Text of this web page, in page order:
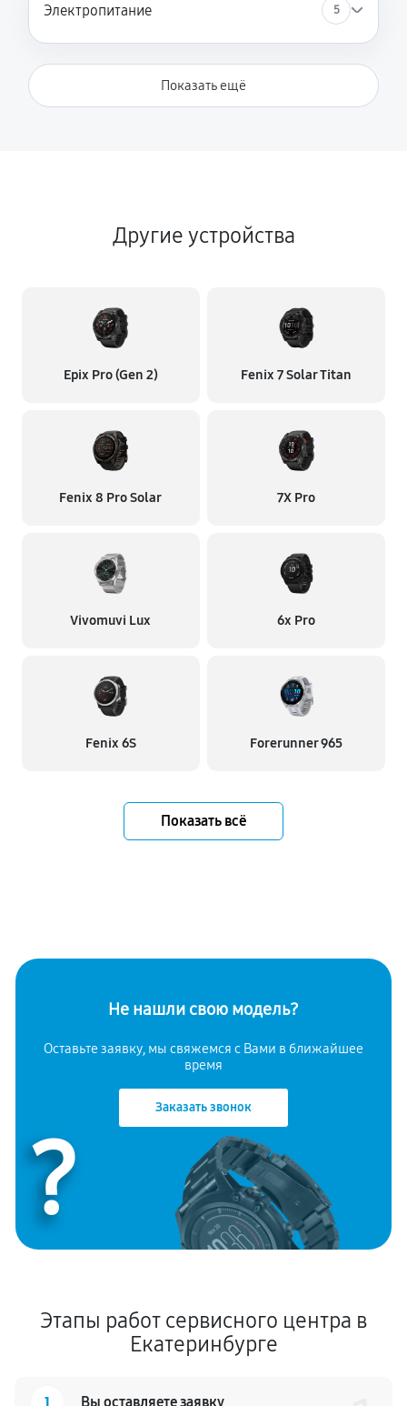
Электропитание 5
Показать ещё
Другие устройства
Epix Pro (Gen 2) Fenix 7 Solar Titan
Fenix 8 Pro Solar 7X Pro
Vivomuvi Lux 6x Pro
Fenix 6S Forerunner 965
Показать всё
Не нашли свою модель?
Оставьте заявку, мы свяжемся с Вами в ближайшее
время
Заказать звонок
?
Этапы работ сервисного центра в
Екатеринбурге
1 Вы оставляете заявку